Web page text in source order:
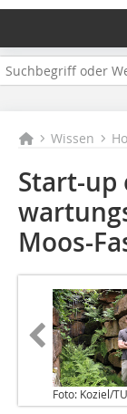
Wissen
Start-
Moos-
Foto: Koziel/